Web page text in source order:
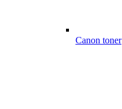
Canon toner